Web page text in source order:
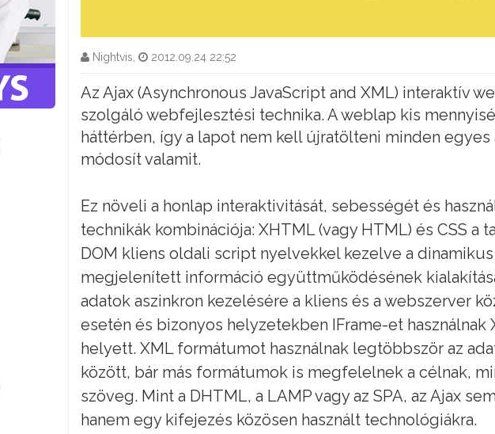
Nightvis, 2012.09.24 22:52
Az Ajax (Asynchronous JavaScript and XML) interaktív
szolgáló webfejlesztési technika. A weblap kis
háttérben, így a lapot nem kell újratölteni minden egyes
módosít valamit.
Ez növeli a honlap interaktivitását, sebességét és
technikák kombinációja: XHTML (vagy HTML) és CSS a
DOM kliens oldali script nyelvekkel kezelve a
megjelenített információ együttműködésének
adatok aszinkron kezelésére a kliens és a webszerver
esetén és bizonyos helyzetekben IFrame-et
helyett. XML formátumot használnak legtöbbször az
között, bár más formátumok is megfelelnek a célnak,
szöveg. Mint a DHTML, a LAMP vagy az SPA, az Ajax
hanem egy kifejezés közösen használt technológiákra.